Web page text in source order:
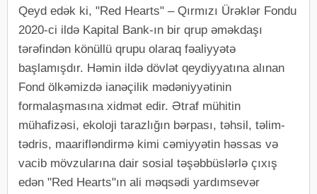
Qeyd edək ki, "Red Hearts" – Qırmızı Ürəklər Fondu
2020-ci ildə Kapital Bank-ın bir qrup əməkdaşı
tərəfindən könüllü qrupu olaraq fəaliyyətə
başlamışdır. Həmin ildə dövlət qeydiyyatına alınan
Fond ölkəmizdə ianəçilik mədəniyyətinin
formalaşmasına xidmət edir. Ətraf mühitin
mühafizəsi, ekoloji tarazlığın bərpası, təhsil, təlim-
tədris, maarifləndirmə kimi cəmiyyətin həssas və
vacib mövzularına dair sosial təşəbbüslərlə çıxış
edən "Red Hearts"ın ali məqsədi yardımsevər